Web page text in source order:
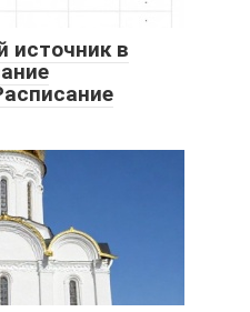
источник в